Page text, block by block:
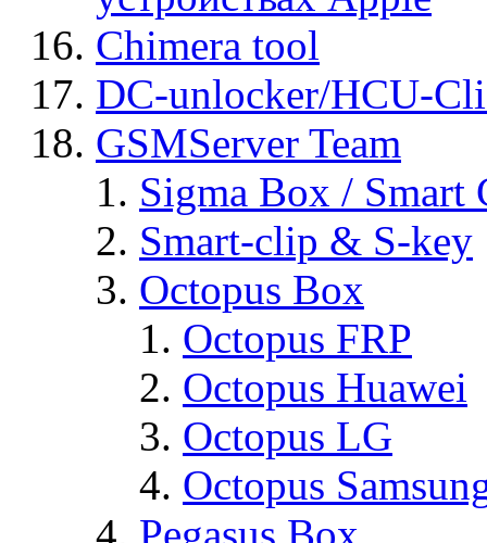
Chimera tool
DC-unlocker/HCU-
GSMServer Team
Sigma Box / Smart
Smart-clip & S-key
Octopus Box
Octopus FRP
Octopus Huawei
Octopus LG
Octopus